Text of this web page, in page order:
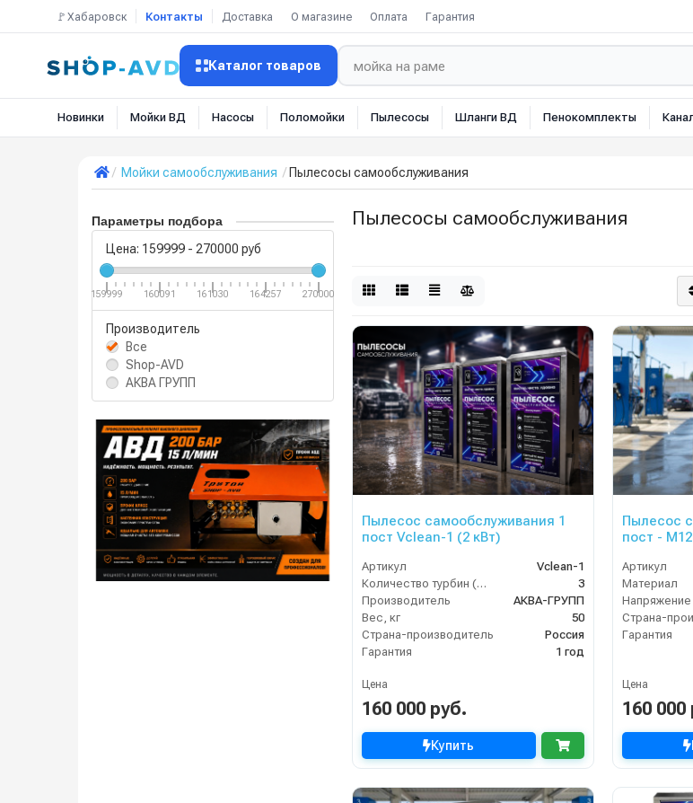
🚩Хабаровск Контакты Доставка О магазине Оплата Гарантия
Каталог товаров
Новинки Мойки ВД Насосы Поломойки Пылесосы Шланги ВД Пенокомплекты
Мойки самообслуживания Пылесосы самообслуживания
Параметры подбора
Цена: 159999 - 270000 руб
159999 160091 161030 164257 270000
Производитель
Все
Shop-AVD
АКВА ГРУПП
Пылесосы самообслуживания
Пылесос самообслуживания 1
пост Vclean-1 (2 кВт)
Артикул
Vclean-1
Количество турбин (шт)
3
Производитель
АКВА-ГРУПП
Вес, кг
50
Страна-производитель
Россия
Гарантия
1 год
Цена
160 000 руб.
Купить
Пылесос
пост -
Артикул
Материал
Напряжение
Страна-
Гарантия
Цена
160 000